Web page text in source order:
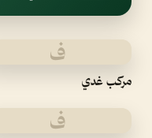
ف
مركب غدي
ف